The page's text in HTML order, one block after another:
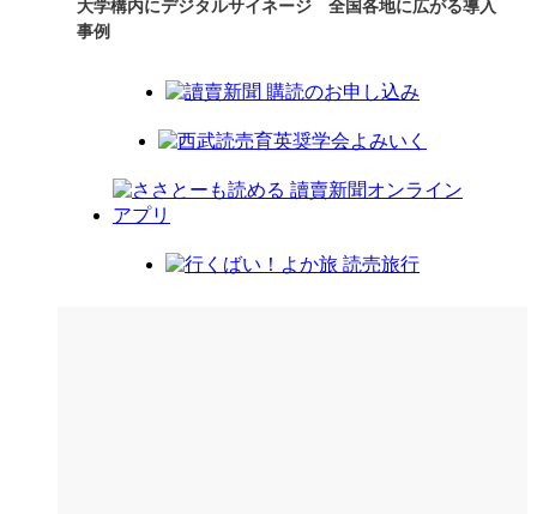
大学構内にデジタルサイネージ 全国各地に広がる導入
事例